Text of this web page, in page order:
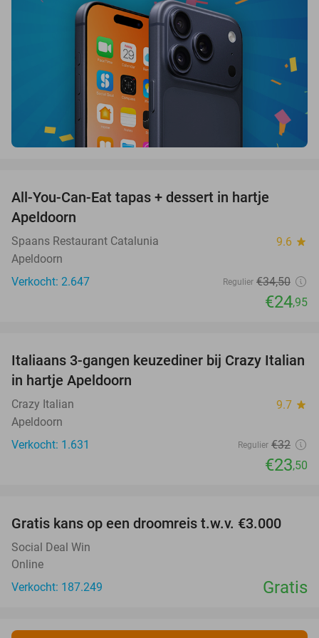
All-You-Can-Eat tapas + dessert in hartje
Apeldoorn
Spaans Restaurant Catalunia 9.6 star
Apeldoorn
Verkocht: 2.647
Regulier €34,50
€24,95
27%
Italiaans 3-gangen keuzediner bij Crazy Italian
in hartje Apeldoorn
Crazy Italian 9.7 star
Apeldoorn
Verkocht: 1.631
Regulier €32
€23,50
Gratis kans op een droomreis t.w.v. €3.000
Social Deal Win
Online
Verkocht: 187.249
Gratis